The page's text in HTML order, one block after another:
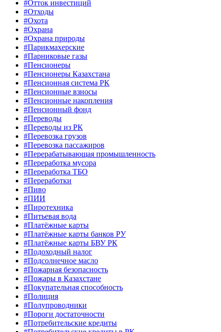
#Отток инвестиций
#Отходы
#Охота
#Охрана
#Охрана природы
#Парикмахерские
#Парниковые газы
#Пенсионеры
#Пенсионеры Казахстана
#Пенсионная система РК
#Пенсионные взносы
#Пенсионные накопления
#Пенсионный фонд
#Переводы
#Переводы из РК
#Перевозка грузов
#Перевозка пассажиров
#Перерабатывающая промышленность
#Переработка мусора
#Переработка ТБО
#Переработки
#Пиво
#ПИИ
#Пиротехника
#Питьевая вода
#Платёжные карты
#Платёжные карты банков РУ
#Платёжные карты БВУ РК
#Подоходный налог
#Подсолнечное масло
#Пожарная безопасность
#Пожары в Казахстане
#Покупательная способность
#Полиция
#Полупроводники
#Пороги достаточности
#Потребительские кредиты